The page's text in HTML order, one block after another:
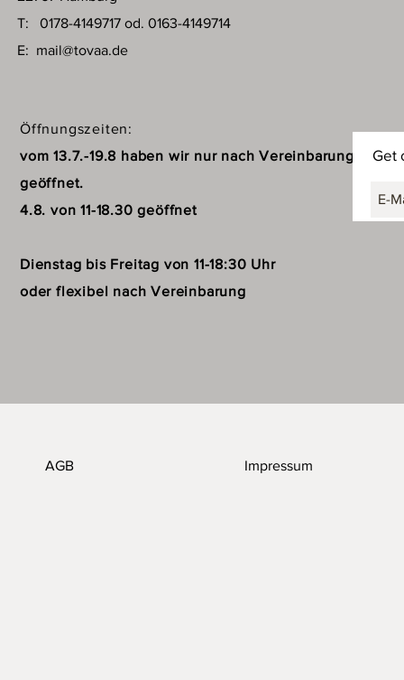
T: 0178-4149717 od. 0163-4149714
E: mail@tovaa.de
Öffnungszeiten:
vom 13.7.-19.8 haben wir nur nach Vereinbarung
geöffnet.
4.8. von 11-18.30 geöffnet
Dienstag bis Freitag von 11-18:30 Uhr
oder flexibel nach Vereinbarung
Get
AGB Impressum